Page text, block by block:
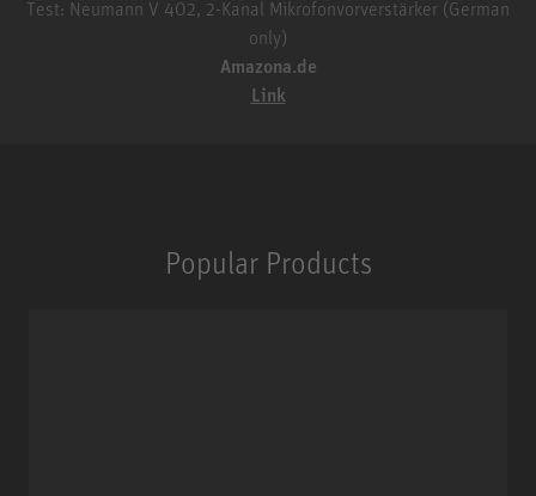
Test: Neumann V 402, 2-Kanal Mikrofonvorverstärker (German
only)
Amazona.de
Link
Popular Products